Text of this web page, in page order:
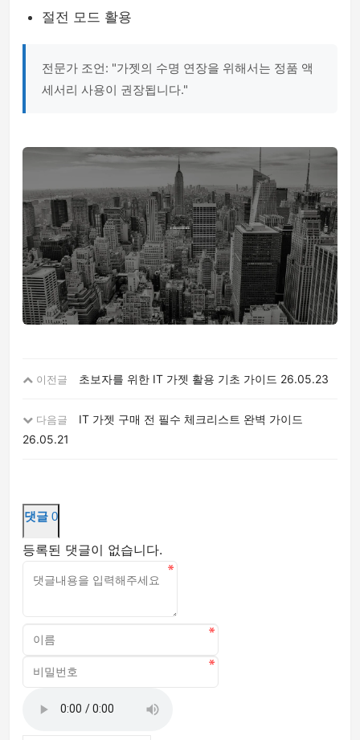
절전 모드 활용
전문가 조언: "가젯의 수명 연장을 위해서는 정품 액
세서리 사용이 권장됩니다."
이전글 초보자를 위한 IT 가젯 활용 기초 가이드 26.05.23
다음글
IT 가젯 구매 전 필수 체크리스트 완벽 가이드
26.05.21
댓글 0
등록된 댓글이 없습니다.